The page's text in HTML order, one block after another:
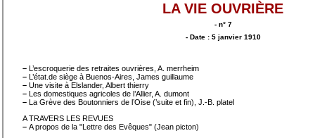
LA VIE OUVRIÈRE
- n° 7
- Date : 5 janvier 1910
– L’escroquerie des retraites ouvrières, A. merrheim
– L’état.de siège à Buenos-Aires, James guillaume
– Une visite à Elslander, Albert thierry
– Les domestiques agricoles de l’Allier, A. dumont
– La Grève des Boutonniers de l’Oise (’suite et fin), J.-B. platel
A TRAVERS LES REVUES
– A propos de la "Lettre des Evêques" (Jean picton)